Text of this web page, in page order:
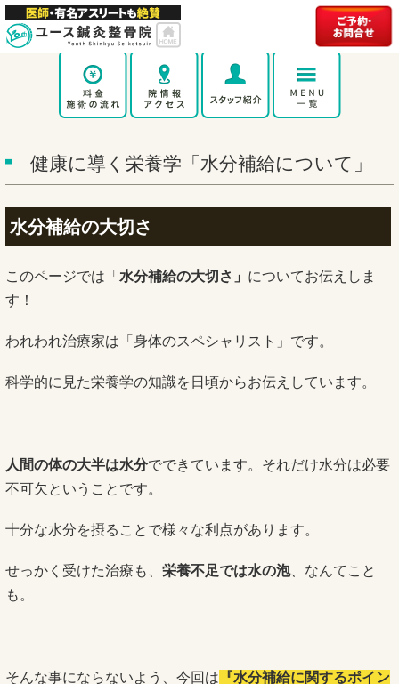
健康に導く栄養学「水分補給について」
水分補給の大切さ
このページでは「 水分補給の大切さ」 についてお伝えしま
す！
われわれ治療家は「身体のスペシャリスト」です。
科学的に見た栄養学の知識を日頃からお伝えしています。
人間の体の大半は水分でできています。それだけ水分は必要
不可欠ということです。
十分な水分を摂ることで様々な利点があります。
せっかく受けた治療も、 栄養不足では水の泡、なんてこと
も。
そんな事にならないよう、今回は 『水分補給に関するポイン